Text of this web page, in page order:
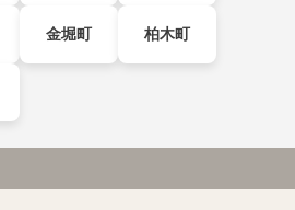
金堀町 柏木町